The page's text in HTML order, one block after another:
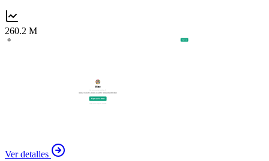
260.2 M
Ver detalles